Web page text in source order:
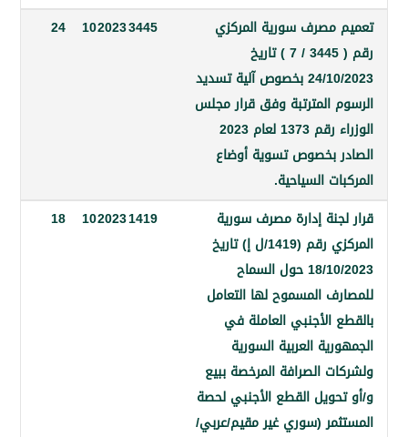
سورية المركزي
رقم ( 3445 / 7 ) تاريخ
24/10/2023 بخصوص آلية تسديد
المترتبة وفق قرار مجلس
الوزراء رقم 1373 لعام 2023
بخصوص تسوية أوضاع
السياحية.
3445
10
24
إدارة مصرف سورية
المركزي رقم (1419/ل إ) تاريخ
18/10/2023 حول السماح
المسموح لها التعامل
الأجنبي العاملة في
العربية السورية
الصرافة المرخصة ببيع
القطع الأجنبي لحصة
(سوري غير مقيم/عربي/
1419
10
18